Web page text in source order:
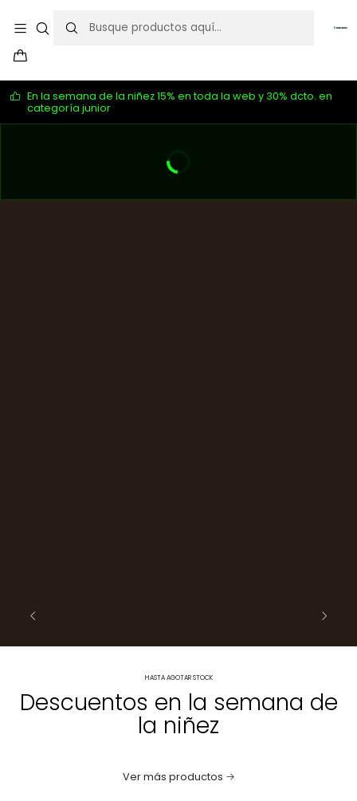
En la semana de la niñez 15% en toda la web y 30% dcto. en
categoría junior
HASTA AGOTAR STOCK
Descuentos en la semana de
la niñez
Ver más productos